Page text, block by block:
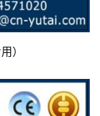
）